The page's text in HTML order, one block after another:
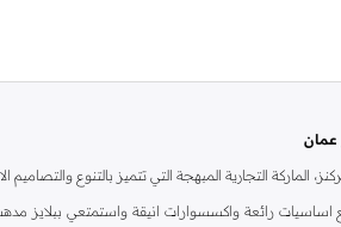
عمان
الماركة التجارية المبهجة التي تتميز بالتنوع
اساسيات رائعة واكسسوارات انيقة واستمتعي ببلايز